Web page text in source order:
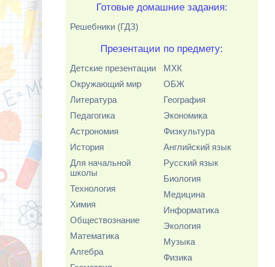
Готовые домашние задания:
Решебники (ГДЗ)
Презентации по предмету:
Детские презентации
Окружающий мир
Литература
Педагогика
Астрономия
История
Для начальной
школы
Технология
Химия
Обществознание
Математика
Алгебра
МХК
ОБЖ
География
Экономика
Физкультура
Английский язык
Русский язык
Биология
Медицина
Информатика
Экология
Музыка
Физика